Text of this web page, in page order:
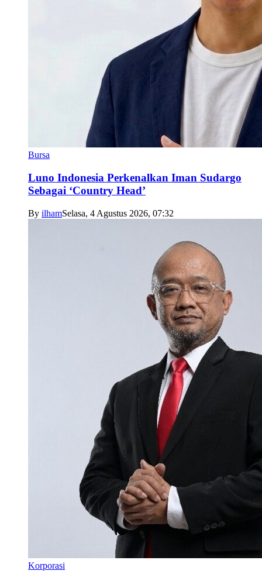
Bursa
Luno Indonesia Perkenalkan Iman Sudargo
Sebagai ‘Country Head’
By ilhamSelasa, 4 Agustus 2026, 07:32
Korporasi